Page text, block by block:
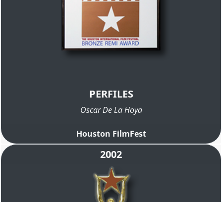
PERFILES
Oscar De La Hoya
Houston FilmFest
2002